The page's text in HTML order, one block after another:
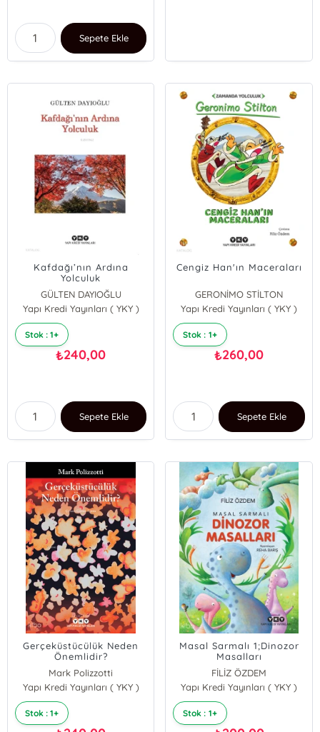
Sepete Ekle
Kafdağı’nın Ardına
Yolculuk
GÜLTEN DAYIOĞLU
Yapı Kredi Yayınları ( YKY )
Stok : 1+
₺240,00
Sepete Ekle
Cengiz Han'ın Maceraları
GERONİMO STİLTON
Yapı Kredi Yayınları ( YKY )
Stok : 1+
₺260,00
Sepete Ekle
Gerçeküstücülük Neden
Önemlidir?
Mark Polizzotti
Yapı Kredi Yayınları ( YKY )
Stok : 1+
Masal Sarmalı 1;Dinozor
Masalları
FİLİZ ÖZDEM
Yapı Kredi Yayınları ( YKY )
Stok : 1+